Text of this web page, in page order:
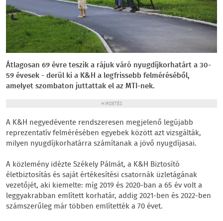
Átlagosan 69 évre teszik a rájuk váró nyugdíjkorhatárt a 30-
59 évesek - derül ki a K&H a legfrissebb felméréséből,
amelyet szombaton juttattak el az MTI-nek.
HIRDETÉS
A K&H negyedévente rendszeresen megjelenő legújabb
reprezentatív felmérésében egyebek között azt vizsgálták,
milyen nyugdíjkorhatárra számítanak a jövő nyugdíjasai.
A közlemény idézte Székely Pálmát, a K&H Biztosító
életbiztosítás és saját értékesítési csatornák üzletágának
vezetőjét, aki kiemelte: míg 2019 és 2020-ban a 65 év volt a
leggyakrabban említett korhatár, addig 2021-ben és 2022-ben
számszerűleg már többen említették a 70 évet.